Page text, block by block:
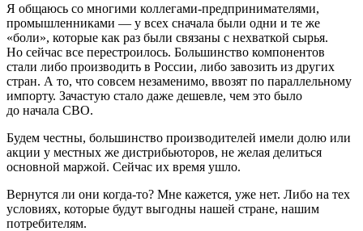
Я общаюсь со многими коллегами-предпринимателями,
промышленниками — у всех сначала были одни и те же
«боли», которые как раз были связаны с нехваткой сырья.
Но сейчас все перестроилось. Большинство компонентов
стали либо производить в России, либо завозить из других
стран. А то, что совсем незаменимо, ввозят по параллельному
импорту. Зачастую стало даже дешевле, чем это было
до начала СВО.
Будем честны, большинство производителей имели долю или
акции у местных же дистрибьюторов, не желая делиться
основной маржой. Сейчас их время ушло.
Вернутся ли они когда-то? Мне кажется, уже нет. Либо на тех
условиях, которые будут выгодны нашей стране, нашим
потребителям.